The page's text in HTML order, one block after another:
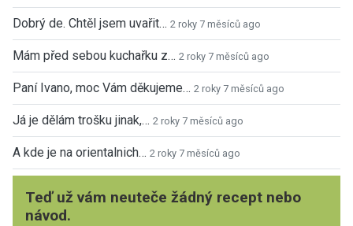
Dobrý de. Chtěl jsem uvařit… 2 roky 7 měsíců ago
Mám před sebou kuchařku z… 2 roky 7 měsíců ago
Paní Ivano, moc Vám děkujeme… 2 roky 7 měsíců ago
Já je dělám trošku jinak,… 2 roky 7 měsíců ago
A kde je na orientalnich… 2 roky 7 měsíců ago
Teď už vám neuteče žádný recept nebo
návod.